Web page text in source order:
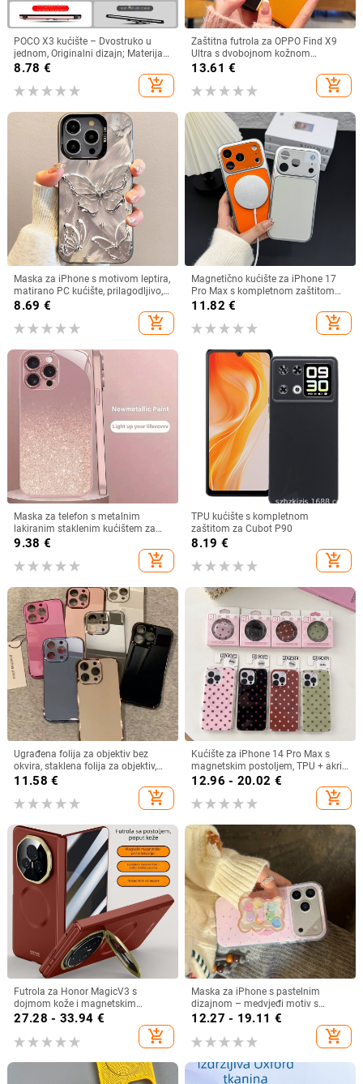
POCO X3 kućište – Dvostruko u
jednom, Originalni dizajn; Materijal:
TPU+PC; Proces: Injekcijsko
oblikovanje; Funkcije: Stalak,
Magnetno privlačenje, Zaštita od
8.78 €
add_shopping_cart
Zaštitna futrola za OPPO Find X9
Ultra s dvobojnom kožnom
teksturom i fluorescirajućim
linijama, GT8Pro zaštitno kućište
13.61 €
add_shopping_cart
Maska za iPhone s motivom leptira,
matirano PC kućište, prilagodljivo,
kompatibilno s iPhone 11–14
8.69 €
add_shopping_cart
Magnetično kućište za iPhone 17
Pro Max s kompletnom zaštitom
objektiva kamere
11.82 €
add_shopping_cart
Maska za telefon s metalnim
lakiranim staklenim kućištem za
iPhone 11–14 Pro Max, disipacija
9.38 €
add_shopping_cart
TPU kućište s kompletnom
zaštitom za Cubot P90
8.19 €
add_shopping_cart
Ugrađena folija za objektiv bez
okvira, staklena folija za objektiv,
pogodna za iPhone 16, Promax,
Apple 15, maska za mobitel 14,
novi stil 13, žene
11.58 €
add_shopping_cart
Kućište za iPhone 14 Pro Max s
magnetskim postoljem, TPU + akril,
dvostruki IMD, zaštita od pada,
snažno magnetsko privlačenje
12.96 - 20.02 €
add_shopping_cart
Futrola za Honor MagicV3 s
dojmom kože i magnetskim
šarnirima za zaštitu (V3)
27.28 - 33.94 €
add_shopping_cart
Maska za iPhone s pastelnim
dizajnom – medvjeđi motiv s
zvjezdicama i bombonima za
modele iPhone 17 Pro Max, 16 Plus,
14 i 15
12.27 - 19.11 €
add_shopping_cart